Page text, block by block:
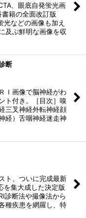
、眼底自発蛍光画
籍の全面改訂版
などの画像も加え
及ぶ鮮明な画像を収
断
Ｉ画像で脳神経がわ
ト付き。［目次］嗅
三叉神経外転神経顔
経）舌咽神経迷走神
ト、ついに完成最新
を集大成した決定版
診断法や撮像法から
種疾患を網羅し、特